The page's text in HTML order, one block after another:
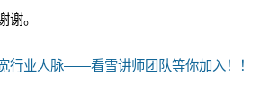
谢。
行业人脉——看雪讲师团队等你加入！！